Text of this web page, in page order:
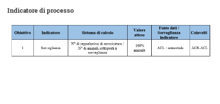
Indicatore di processo